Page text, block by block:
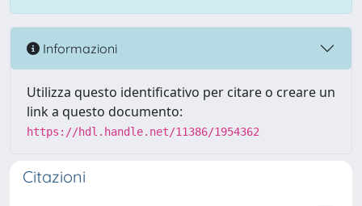
Informazioni
Utilizza questo identificativo per citare o creare un
link a questo documento:
https://hdl.handle.net/11386/1954362
Citazioni